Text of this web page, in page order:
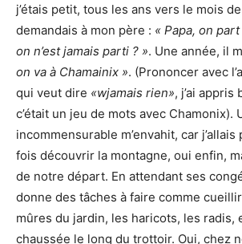
j’étais petit, tous les ans vers le mois
demandais à mon père : « Papa, on
on n’est jamais parti ? ». Une année, il
on va à Chamainix ». (Prononcer avec
qui veut dire «wjamais rien», j’ai appris
c’était un jeu de mots avec Chamonix).
incommensurable m’envahit, car
fois découvrir la montagne, oui enfin,
de notre départ. En attendant ses
donne des tâches à faire comme
mûres du jardin, les haricots, les radis,
chaussée le long du trottoir. Oui, chez